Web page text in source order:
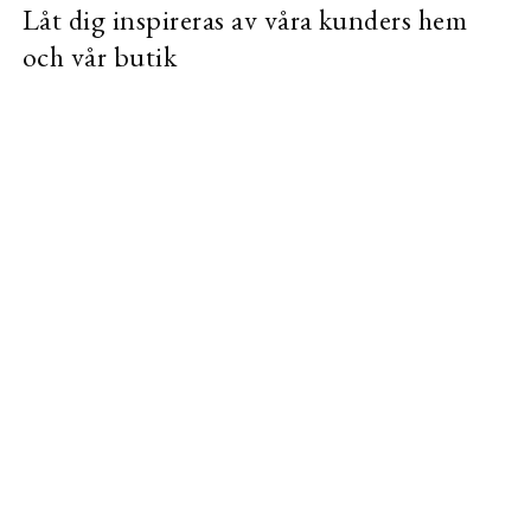
Låt dig inspireras av våra kunders hem
och vår butik